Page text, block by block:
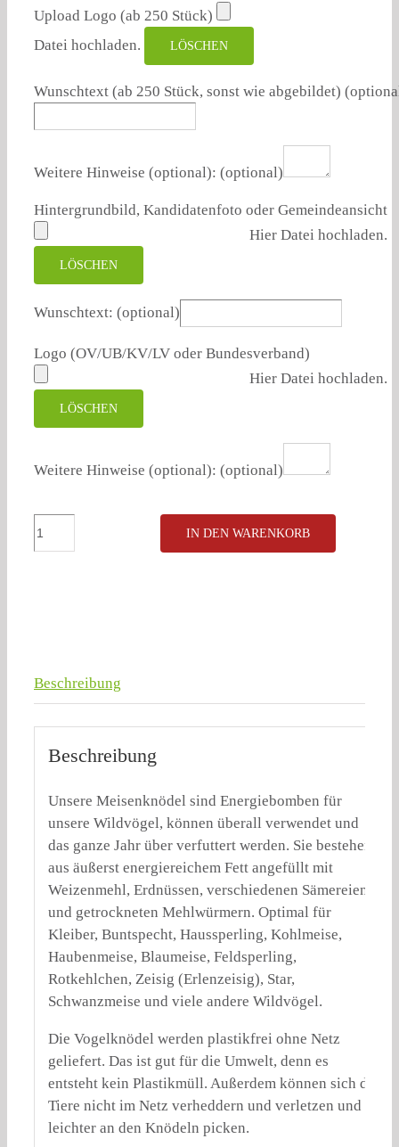
Upload Logo (ab 250 Stück)
Datei hochladen.
LÖSCHEN
Wunschtext (ab 250 Stück, sonst wie abgebildet)
Weitere Hinweise (optional): (optional)
Hintergrundbild, Kandidatenfoto oder Gemeindeansicht
Hier Datei hochladen.
LÖSCHEN
Wunschtext: (optional)
Logo (OV/UB/KV/LV oder Bundesverband)
Hier Datei hochladen.
LÖSCHEN
Weitere Hinweise (optional): (optional)
Kommunalwahlkampf
2026
IN DEN WARENKORB
Beschreibung
Beschreibung
Unsere Meisenknödel sind Energiebomben für
unsere Wildvögel, können überall verwendet und
das ganze Jahr über verfuttert werden. Sie bestehen
aus äußerst energiereichem Fett angefüllt mit
Weizenmehl, Erdnüssen, verschiedenen Sämereien
und getrockneten Mehlwürmern. Optimal für
Kleiber, Buntspecht, Haussperling, Kohlmeise,
Haubenmeise, Blaumeise, Feldsperling,
Rotkehlchen, Zeisig (Erlenzeisig), Star,
Schwanzmeise und viele andere Wildvögel.
Die Vogelknödel werden plastikfrei ohne Netz
geliefert. Das ist gut für die Umwelt, denn es
entsteht kein Plastikmüll. Außerdem können sich die
Tiere nicht im Netz verheddern und verletzen und
leichter an den Knödeln picken.